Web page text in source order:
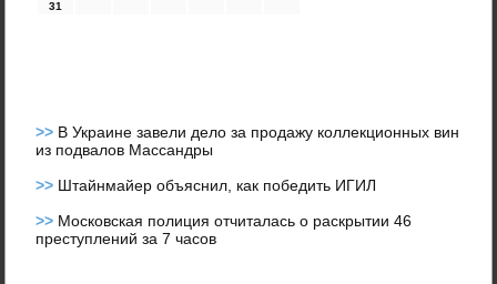
31
>> В Украине завели дело за продажу коллекционных вин
из подвалов Массандры
>> Штайнмайер объяснил, как победить ИГИЛ
>> Московская полиция отчиталась о раскрытии 46
преступлений за 7 часов